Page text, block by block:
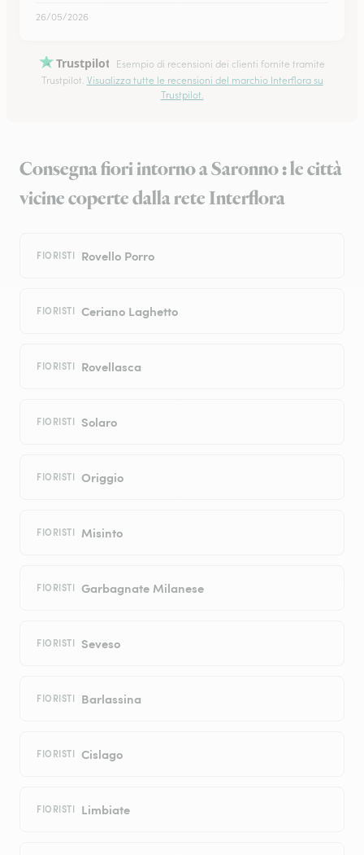
26/05/2026
Trustpilot
Esempio di recensioni dei clienti fornite tramite
Trustpilot. Visualizza tutte le recensioni del marchio Interflora su
Trustpilot.
Consegna fiori intorno a Saronno : le città
vicine coperte dalla rete Interflora
FIORISTI Rovello Porro
FIORISTI Ceriano Laghetto
FIORISTI Rovellasca
FIORISTI Solaro
FIORISTI Origgio
FIORISTI Misinto
FIORISTI Garbagnate Milanese
FIORISTI Seveso
FIORISTI Barlassina
FIORISTI Cislago
FIORISTI Limbiate